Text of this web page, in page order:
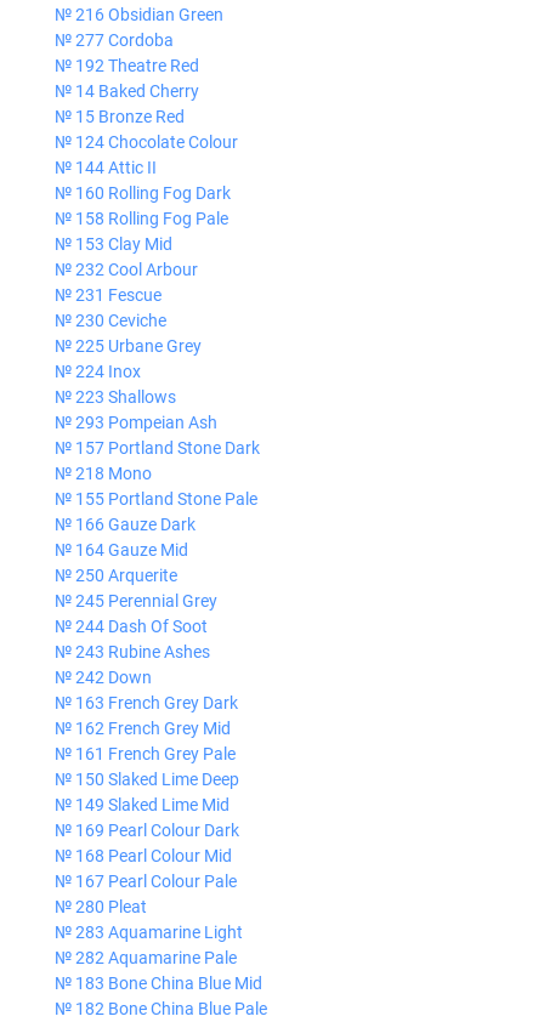
№ 216 Obsidian Green
№ 277 Cordoba
№ 192 Theatre Red
№ 14 Baked Cherry
№ 15 Bronze Red
№ 124 Chocolate Colour
№ 144 Attic II
№ 160 Rolling Fog Dark
№ 158 Rolling Fog Pale
№ 153 Clay Mid
№ 232 Cool Arbour
№ 231 Fescue
№ 230 Ceviche
№ 225 Urbane Grey
№ 224 Inox
№ 223 Shallows
№ 293 Pompeian Ash
№ 157 Portland Stone Dark
№ 218 Mono
№ 155 Portland Stone Pale
№ 166 Gauze Dark
№ 164 Gauze Mid
№ 250 Arquerite
№ 245 Perennial Grey
№ 244 Dash Of Soot
№ 243 Rubine Ashes
№ 242 Down
№ 163 French Grey Dark
№ 162 French Grey Mid
№ 161 French Grey Pale
№ 150 Slaked Lime Deep
№ 149 Slaked Lime Mid
№ 169 Pearl Colour Dark
№ 168 Pearl Colour Mid
№ 167 Pearl Colour Pale
№ 280 Pleat
№ 283 Aquamarine Light
№ 282 Aquamarine Pale
№ 183 Bone China Blue Mid
№ 182 Bone China Blue Pale